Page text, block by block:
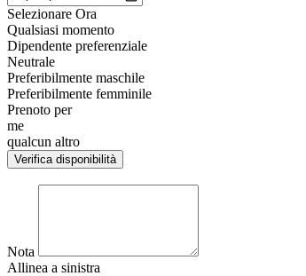
Selezionare Ora
Qualsiasi momento
Dipendente preferenziale
Neutrale
Preferibilmente maschile
Preferibilmente femminile
Prenoto per
me
qualcun altro
Verifica disponibilità
Nota
Allinea a sinistra